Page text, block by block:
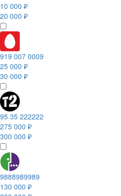
10 000 ₽
20 000 ₽
919 007 0009
25 000 ₽
30 000 ₽
95 35 222222
275 000 ₽
300 000 ₽
9888989989
130 000 ₽